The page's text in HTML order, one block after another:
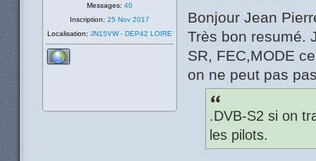
Bonjour Jean
Très bon resumé.
SR, FEC,MODE
on ne peut pas
.DVB-S2 si on
les pilots.
Messages: 40
Inscription: 25 Nov 2017
Localisation: JN15VW - DEP42 LOIRE